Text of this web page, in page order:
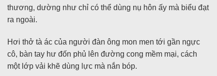
thương, dường như chỉ có thể dùng nụ hôn ấy mà biểu đạt
ra ngoài.
Hơi thở tà ác của người đàn ông mon men tới gần ngực
cô, bàn tay hư đốn phủ lên đường cong mềm mại, cách
một lớp vải khẽ dùng lực mà nắn bóp.